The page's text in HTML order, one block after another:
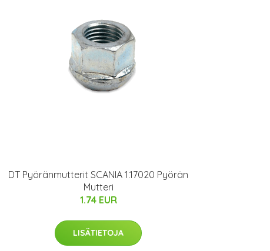
DT Pyöränmutterit SCANIA 1.17020 Pyörän
Mutteri
1.74 EUR
LISÄTIETOJA